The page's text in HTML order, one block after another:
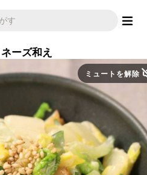
ーズ和え
ミュートを解除